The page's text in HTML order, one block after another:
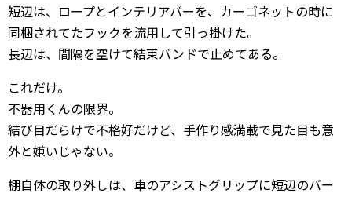
短辺は、ロープとインテリアバーを、カーゴネットの時に
同梱されてたフックを流用して引っ掛けた。
長辺は、間隔を空けて結束バンドで止めてある。
これだけ。
不器用くんの限界。
結び目だらけで不格好だけど、手作り感満載で見た目も意
外と嫌いじゃない。
棚自体の取り外しは、車のアシストグリップに短辺のバー